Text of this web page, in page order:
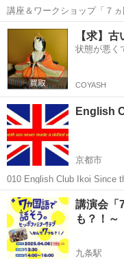
講座＆ワークショップ「７
言語交流所研究所 ヒッ
供の体験活動推進宣言」賛
員会 赤ちゃん、小さ...
京都 京都市 出町柳駅
【求】
状態が悪く
COYASH
English
京都市
010 English Club Ikoi Since there are few participants in the Ikoi
English Club, we have
京都 京都市 その他
講演会「
も？！～
九条駅